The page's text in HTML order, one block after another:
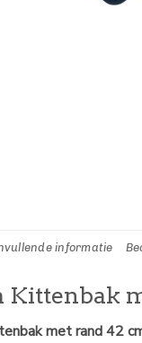
informatie
Kittenbak
met rand 42